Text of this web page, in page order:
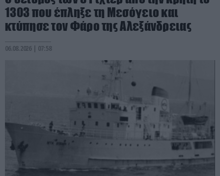
1303 που έπληξε τη Μεσόγειο και
κτύπησε τον Φάρο της Αλεξάνδρειας
06.08.2026 | 07:58